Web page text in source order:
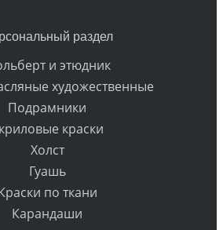
раздел
и этюдник
художественные
Подрамники
краски
Холст
Гуашь
по ткани
Карандаши